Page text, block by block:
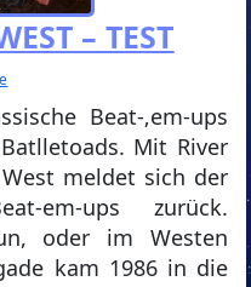
– TEST
Beat-‚em-ups
Mit River
meldet sich der
em-ups zurück.
oder im Westen
kam 1986 in die